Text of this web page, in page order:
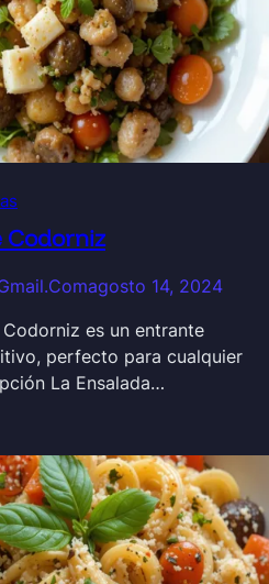
Codorniz
agosto 14, 2024
es un entrante
perfecto para cualquier
La Ensalada…